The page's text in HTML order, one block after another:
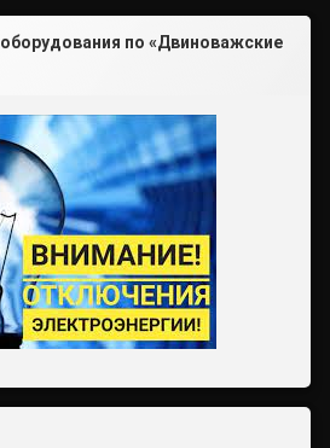
по «Двиноважские